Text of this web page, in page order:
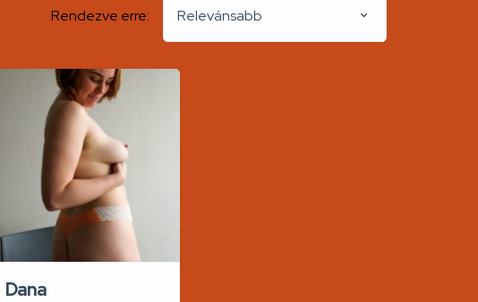
Rendezve erre: Relevánsabb
Dana